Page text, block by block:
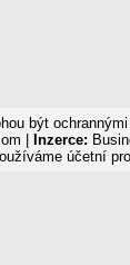
být
|
Inzerce:
účetní